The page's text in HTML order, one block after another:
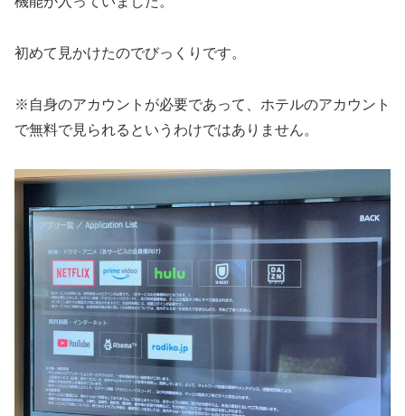
初めて見かけたのでびっくりです。
※自身のアカウントが必要であって、ホテルのアカウント
で無料で見られるというわけではありません。